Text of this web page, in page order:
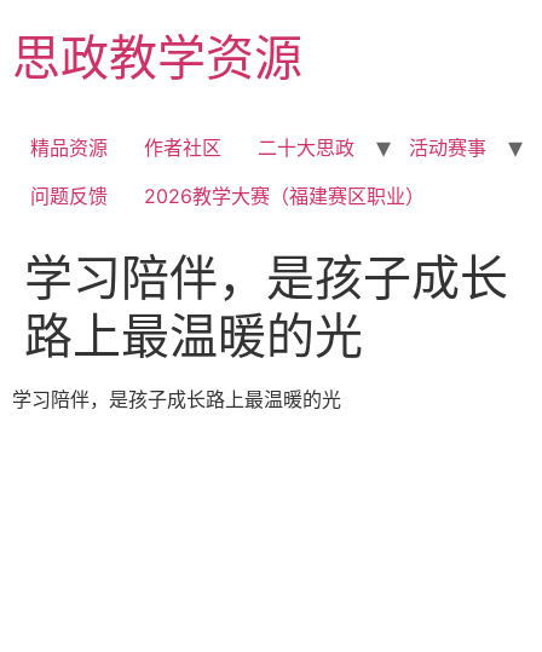
content
思政教学资源
精品资源 作者社区 二十大思政
活动赛事
问题反馈
2026教学大赛（福建赛区职业）
学习陪伴，是孩子成长
路上最温暖的光
学习陪伴，是孩子成长路上最温暖的光